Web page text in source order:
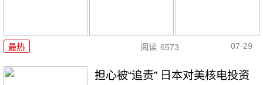
最热 阅读 6573 07-29
担心被“追责” 日本对美核电投资